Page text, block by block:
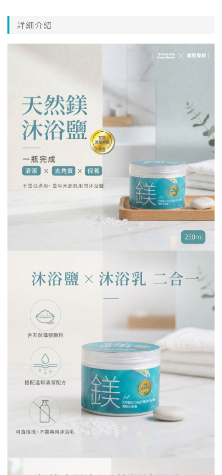
詳細介紹